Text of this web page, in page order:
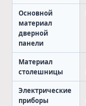
Основной
материал
дверной
панели
Материал
столешницы
Электрические
приборы